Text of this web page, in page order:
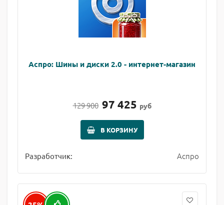
Аспро: Шины и диски 2.0 - интернет-магазин
129 900 97 425 руб
В КОРЗИНУ
Разработчик: Аспро